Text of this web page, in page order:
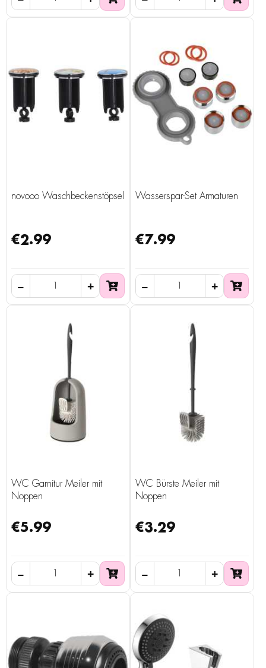
novooo Waschbeckenstöpsel
€2.99
Wasserspar-Set Armaturen
€7.99
WC Garnitur Meiler mit
Noppen
€5.99
WC Bürste Meiler mit
Noppen
€3.29